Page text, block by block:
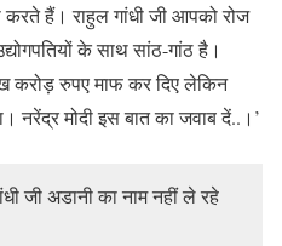
हैं। राहुल गांधी जी आपको रोज
के साथ सांठ-गांठ है।
करोड़ रुपए माफ कर दिए लेकिन
नरेंद्र मोदी इस बात का जवाब दें..।’
जी अडानी का नाम नहीं ले रहे